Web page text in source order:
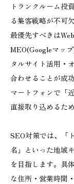
トランクルーム投
る集客戦略が不可
最優先すべきは
MEO(Googleマッ
タルサイト活用・
合わせることが成
マートフォンで「
直接取り込めるた
SEO対策では、「
名」といった地域
を目指します。具
な住所・営業時間